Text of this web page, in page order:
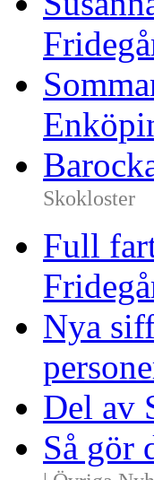
Skokloster
Full
Nya
Del av
Så gör